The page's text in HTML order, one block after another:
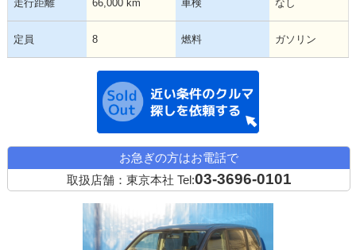
走行距離 66,000 km 車検 なし
定員 8 燃料 ガソリン
お急ぎの方はお電話で
取扱店舗：東京本社 Tel:03-3696-0101